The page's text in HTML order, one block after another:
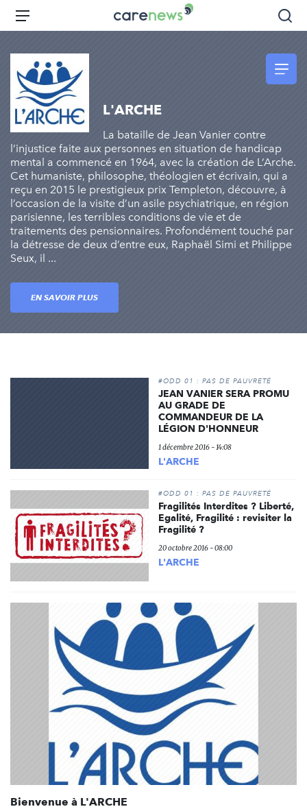
Aller
principal
Carenews,
Le
l'engagement
Menu
L'ARCHE
La bataille de Jean Vanier contre
l’injustice faite aux personnes en situation de handicap
mental a commencé en 1964, avec la création de L’Arche.
Cet humaniste, philosophe, théologien et écrivain, qui a
reçu en 2015 le prestigieux prix Templeton, découvre, à
l’occasion de la visite d’un asile psychiatrique, en région
parisienne, les terribles conditions de vie et de
traitements des pensionnaires. Profondément touché par
la détresse de deux d’entre eux, Raphaël Simi et Philippe
Seux, il ...
EN SAVOIR PLUS
#ODD 01 : PAS DE PAUVRETÉ
JEAN VANIER SERA PROMU
AU GRADE DE
COMMANDEUR DE LA
LÉGION D'HONNEUR
1 décembre 2016 - 14:08
L'ARCHE
#ODD 01 : PAS DE PAUVRETÉ
Fragilités Interdites ? Liberté,
Egalité, Fragilité : revisiter la
Fragilité ?
20 octobre 2016 - 08:00
L'ARCHE
Bienvenue à L'ARCHE